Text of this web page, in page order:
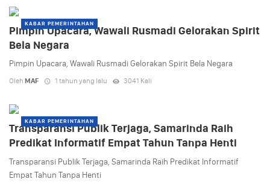
KABAR PEMERINTAHAN
Pimpin Upacara, Wawali Rusmadi Gelorakan Spirit
Bela Negara
Pimpin Upacara, Wawali Rusmadi Gelorakan Spirit Bela Negara
Oleh MAF 1 tahun yang lalu 3041 Kali
KABAR PEMERINTAHAN
Transparansi Publik Terjaga, Samarinda Raih
Predikat Informatif Empat Tahun Tanpa Henti
Transparansi Publik Terjaga, Samarinda Raih Predikat Informatif
Empat Tahun Tanpa Henti